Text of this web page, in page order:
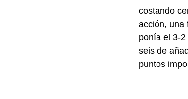
costando
acción, una
ponía el 3-
seis de
puntos